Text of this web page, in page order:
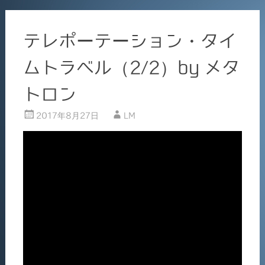
テレポーテーション・タイ
ムトラベル（2/2）by メタ
トロン
2017年8月27日 LM